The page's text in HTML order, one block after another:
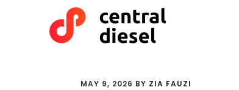
MAY 9, 2026 BY ZIA FAUZI